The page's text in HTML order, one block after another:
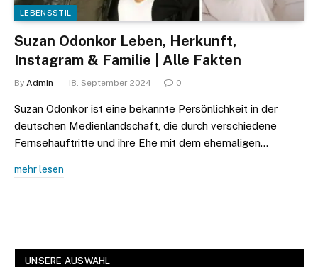
LEBENSSTIL
Suzan Odonkor Leben, Herkunft,
Instagram & Familie | Alle Fakten
By Admin 18. September 2024 0
Suzan Odonkor ist eine bekannte Persönlichkeit in der
deutschen Medienlandschaft, die durch verschiedene
Fernsehauftritte und ihre Ehe mit dem ehemaligen…
mehr lesen
UNSERE AUSWAHL